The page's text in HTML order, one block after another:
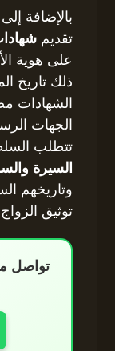
بالإضافة
تقديم
على هوية
ذلك تاريخ
الشهادات
الجهات
تتطلب
السيرة
وتاريخهم
توثيق
تواصل